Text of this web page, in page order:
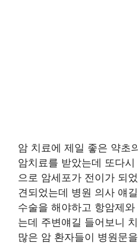
암 치료에 제일 좋은 약초
암치료를 받았는데 또다
으로 암세포가 전이가 되
견되었는데 병원 의사 얘
수술을 해야하고 항암제
는데 주변얘길 들어보니
많은 암 환자들이 병원문